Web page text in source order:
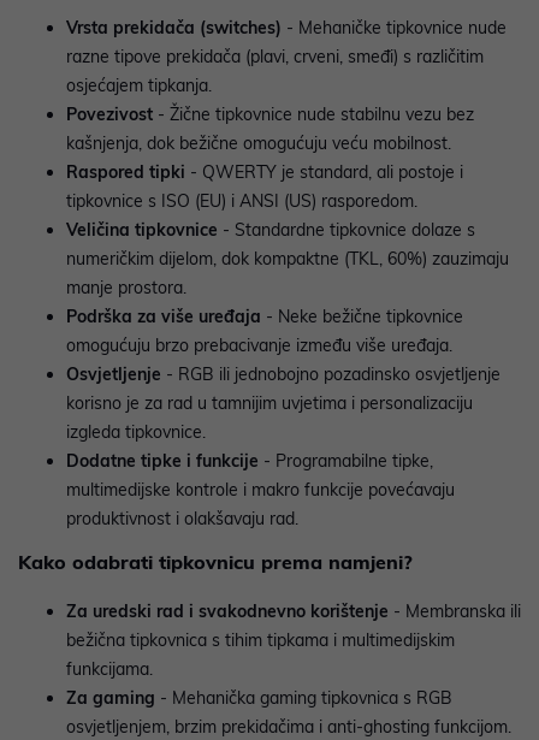
Vrsta prekidača (switches) - Mehaničke tipkovnice nude
razne tipove prekidača (plavi, crveni, smeđi) s različitim
osjećajem tipkanja.
Povezivost - Žične tipkovnice nude stabilnu vezu bez
kašnjenja, dok bežične omogućuju veću mobilnost.
Raspored tipki - QWERTY je standard, ali postoje i
tipkovnice s ISO (EU) i ANSI (US) rasporedom.
Veličina tipkovnice - Standardne tipkovnice dolaze s
numeričkim dijelom, dok kompaktne (TKL, 60%) zauzimaju
manje prostora.
Podrška za više uređaja - Neke bežične tipkovnice
omogućuju brzo prebacivanje između više uređaja.
Osvjetljenje - RGB ili jednobojno pozadinsko osvjetljenje
korisno je za rad u tamnijim uvjetima i personalizaciju
izgleda tipkovnice.
Dodatne tipke i funkcije - Programabilne tipke,
multimedijske kontrole i makro funkcije povećavaju
produktivnost i olakšavaju rad.
Kako odabrati tipkovnicu prema namjeni?
Za uredski rad i svakodnevno korištenje - Membranska ili
bežična tipkovnica s tihim tipkama i multimedijskim
funkcijama.
Za gaming - Mehanička gaming tipkovnica s RGB
osvjetljenjem, brzim prekidačima i anti-ghosting funkcijom.